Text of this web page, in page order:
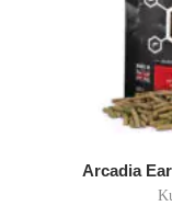
Arcadia